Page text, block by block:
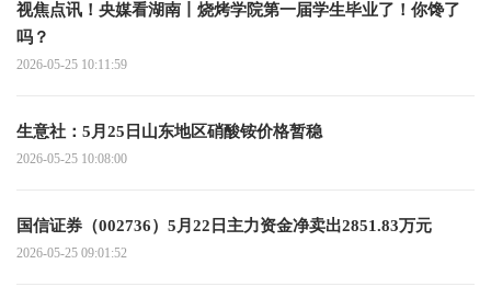
视焦点讯！央媒看湖南丨烧烤学院第一届学生毕业了！你馋了
吗？
2026-05-25 10:11:59
生意社：5月25日山东地区硝酸铵价格暂稳
2026-05-25 10:08:00
国信证券（002736）5月22日主力资金净卖出2851.83万元
2026-05-25 09:01:52